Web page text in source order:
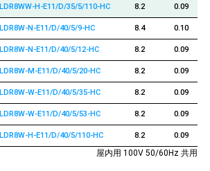
LDR8WW-H-E11/D/35/5/110-HC 8.2 0.09
LDR8W-N-E11/D/40/5/9-HC 8.4 0.10
LDR8W-N-E11/D/40/5/12-HC 8.2 0.09
LDR8W-M-E11/D/40/5/20-HC 8.2 0.09
LDR8W-W-E11/D/40/5/35-HC 8.2 0.09
LDR8W-W-E11/D/40/5/53-HC 8.2 0.09
LDR8W-H-E11/D/40/5/110-HC 8.2 0.09
屋内用 100V 50/60Hz 共用